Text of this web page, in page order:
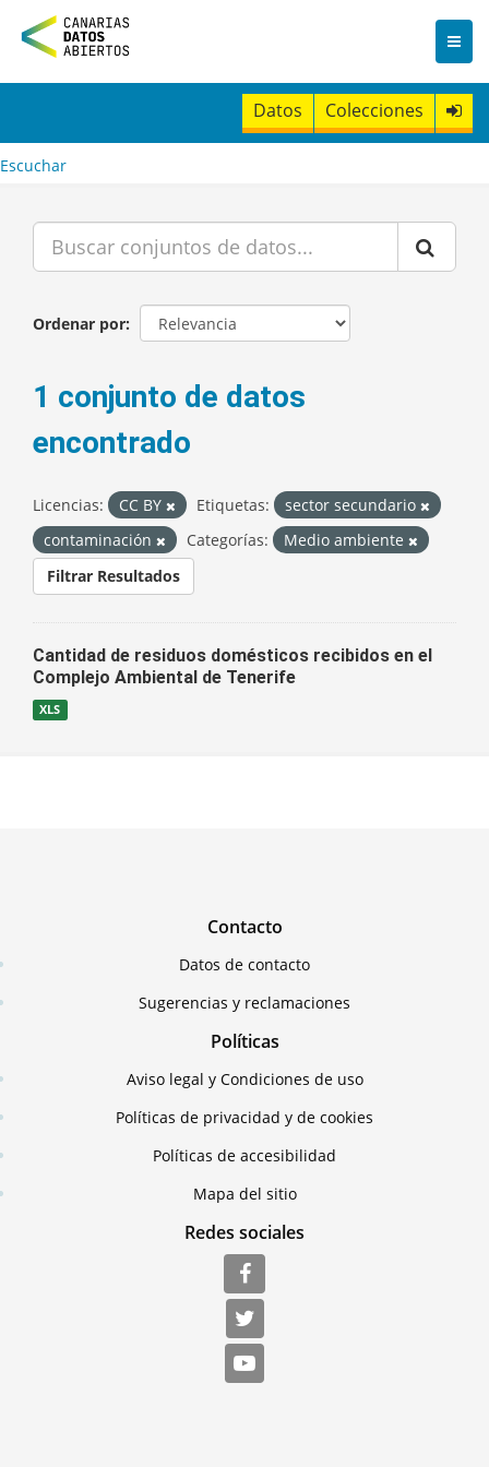
n
t
Datos Colecciones
Escuchar
Ordenar por
1 conjunto de datos
encontrado
Licencias: CC BY Etiquetas:
sector secundario
contaminación
Categorías:
Medio ambiente
Filtrar Resultados
Cantidad de residuos domésticos recibidos en el
Complejo Ambiental de Tenerife
XLS
Contacto
Datos de contacto
Sugerencias y reclamaciones
Políticas
Aviso legal y Condiciones de uso
Políticas de privacidad y de cookies
Políticas de accesibilidad
Mapa del sitio
Redes sociales